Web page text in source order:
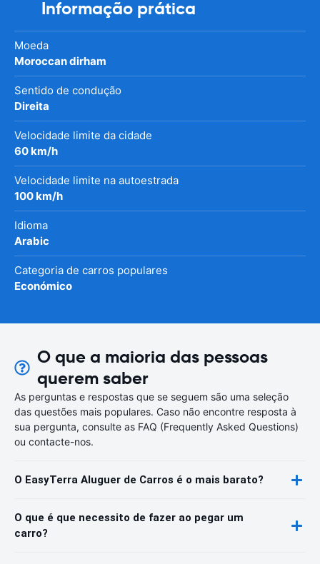
Informação prática
Moeda
Moroccan dirham
Sentido de condução
Direita
Velocidade limite da cidade
60 km/h
Velocidade limite na autoestrada
100 km/h
Idioma
Arabic
Categoria de carros populares
Económico
O que a maioria das pessoas
querem saber
As perguntas e respostas que se seguem são uma seleção
das questões mais populares. Caso não encontre resposta à
sua pergunta, consulte as FAQ (Frequently Asked Questions)
ou contacte-nos.
O EasyTerra Aluguer de Carros é o mais barato?
O que é que necessito de fazer ao pegar um
carro?